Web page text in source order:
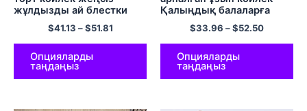
жұлдызды ай блестки
тор ханшайым көйлек
Балалар романтикалық
туған күн кеші Vestidos
$41.13 –$51.81
Опцияларды
таңдаңыз
Қалыңдық балаларға
арналған қыздарға
арналған көйлектер
Балаларға арналған
ханшайымдар кешіне
арналған той көйлегі
Ресми мерекелік
$33.96 –$52.50
Опцияларды
таңдаңыз